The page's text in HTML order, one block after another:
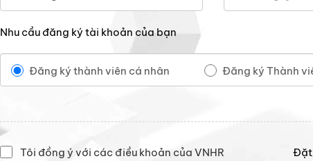
Nhu cầu đăng ký tài khoản của bạn
Đăng ký thành viên cá nhân Đăng ký Thành
Tôi đồng ý với các điều khoản của VNHR Đặt